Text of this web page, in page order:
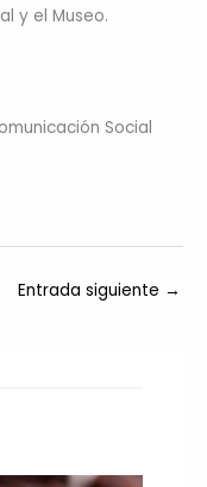
y el Museo.
Social
Entrada siguiente →